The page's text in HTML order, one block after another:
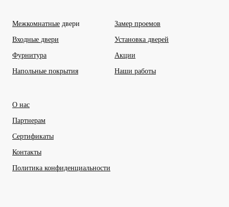
Межкомнатные двери
Входные двери
Фурнитура
Напольные покрытия
Замер проемов
Установка дверей
Акции
Наши работы
О нас
Партнерам
Сертификаты
Контакты
Политика конфиденциальности